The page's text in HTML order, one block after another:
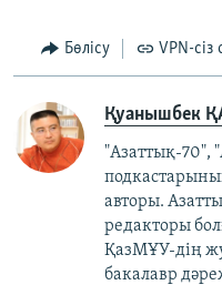
Бөлісу VPN-сіз
Қуанышбек
"Азаттық-70",
авторы.
редакторы
ҚазМҰУ-дің
бакалавр